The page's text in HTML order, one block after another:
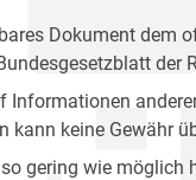
Dokument dem
kann keine Gewähr
gering wie